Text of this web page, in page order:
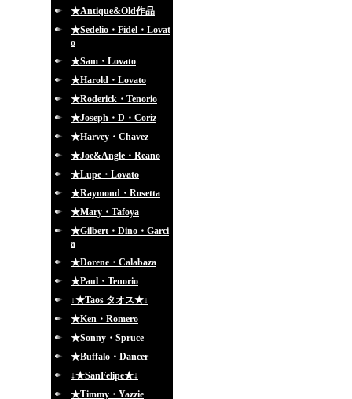
★Antique&Old作品
★Sedelio・Fidel・Lovat
o
★Sam・Lovato
★Harold・Lovato
★Roderick・Tenorio
★Joseph・D・Coriz
★Harvey・Chavez
★Joe&Angle・Reano
★Lupe・Lovato
★Raymond・Rosetta
★Mary・Tafoya
★Gilbert・Dino・Garci
a
★Dorene・Calabaza
★Paul・Tenorio
↓★Taos タオス★↓
★Ken・Romero
★Sonny・Spruce
★Buffalo・Dancer
↓★SanFelipe★↓
★Timmy・Yazzie